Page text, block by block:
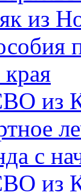
из
из
с
из